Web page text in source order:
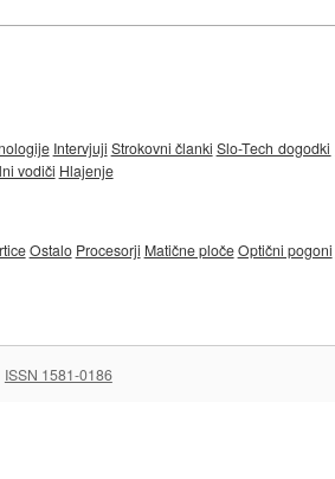
Intervjuji Strokovni članki Slo-Tech dogodki
vodiči Hlajenje
Ostalo Procesorji Matične ploče Optični pogoni
ISSN 1581-0186